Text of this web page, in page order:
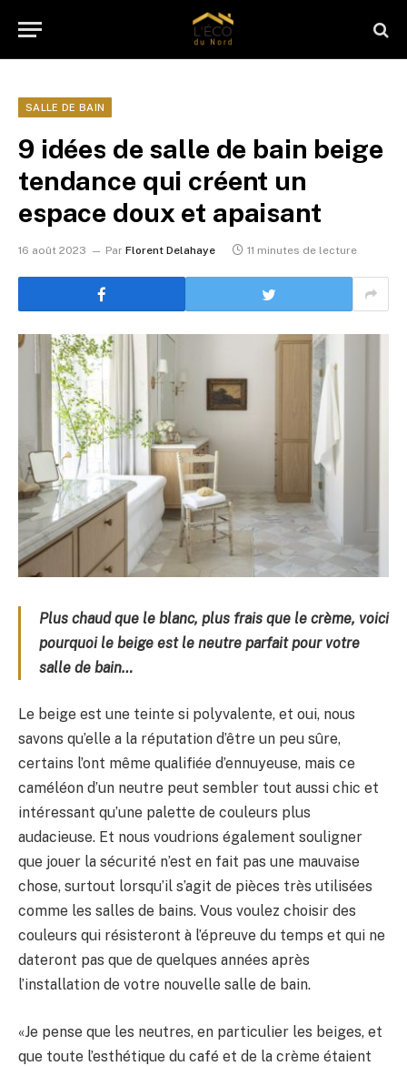
SALLE DE BAIN
9 idées de salle de bain beige
tendance qui créent un
espace doux et apaisant
16 août 2023 Par Florent Delahaye 11 minutes de lecture
Plus chaud que le blanc, plus frais que le crème, voici
pourquoi le beige est le neutre parfait pour votre
salle de bain…
Le beige est une teinte si polyvalente, et oui, nous
savons qu’elle a la réputation d’être un peu sûre,
certains l’ont même qualifiée d’ennuyeuse, mais ce
caméléon d’un neutre peut sembler tout aussi chic et
intéressant qu’une palette de couleurs plus
audacieuse. Et nous voudrions également souligner
que jouer la sécurité n’est en fait pas une mauvaise
chose, surtout lorsqu’il s’agit de pièces très utilisées
comme les salles de bains. Vous voulez choisir des
couleurs qui résisteront à l’épreuve du temps et qui ne
dateront pas que de quelques années après
l’installation de votre nouvelle salle de bain.
«Je pense que les neutres, en particulier les beiges, et
que toute l’esthétique du café et de la crème étaient